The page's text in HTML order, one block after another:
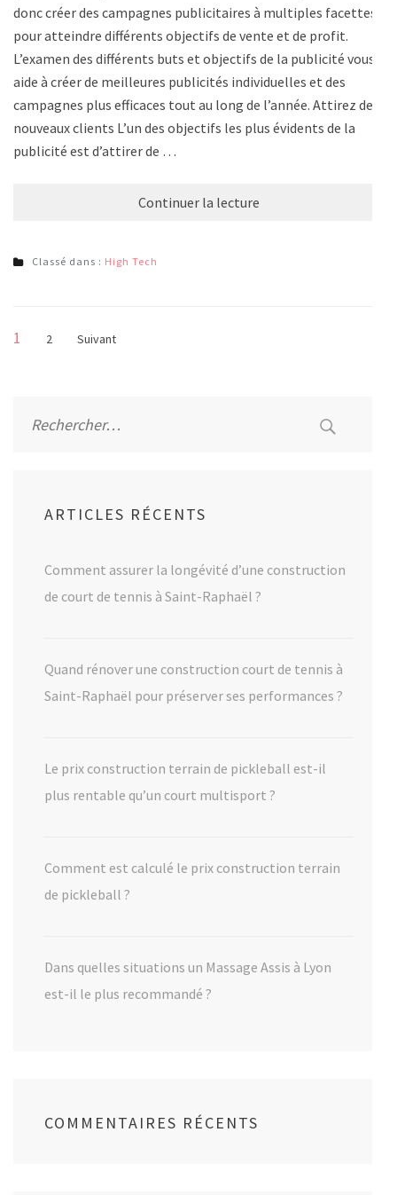
donc créer des campagnes publicitaires à multiples facettes
pour atteindre différents objectifs de vente et de profit.
L’examen des différents buts et objectifs de la publicité vous
aide à créer de meilleures publicités individuelles et des
campagnes plus efficaces tout au long de l’année. Attirez de
nouveaux clients L’un des objectifs les plus évidents de la
publicité est d’attirer de …
Continuer la lecture
Classé dans : High Tech
Pagination
Page
1 Page
2 Suivant
ARTICLES RÉCENTS
Comment assurer la longévité d’une construction
de court de tennis à Saint-Raphaël ?
Quand rénover une construction court de tennis à
Saint-Raphaël pour préserver ses performances ?
Le prix construction terrain de pickleball est-il
plus rentable qu’un court multisport ?
Comment est calculé le prix construction terrain
de pickleball ?
Dans quelles situations un Massage Assis à Lyon
est-il le plus recommandé ?
COMMENTAIRES RÉCENTS